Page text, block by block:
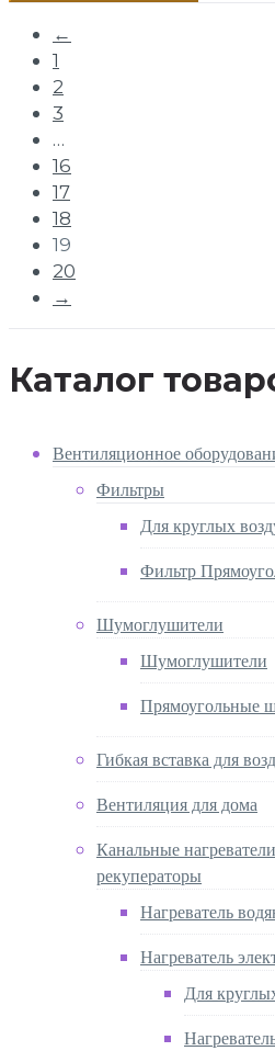
←
1
2
3
…
16
17
18
19
20
→
Каталог
Вентиляционное
Фильтры
Для круглых
Фильтр
Шумоглушители
Шумоглушители
Прямоугольные
Гибкая вставка для
Вентиляция для дома
Канальные
рекуператоры
Нагреватель
Нагреватель
Для